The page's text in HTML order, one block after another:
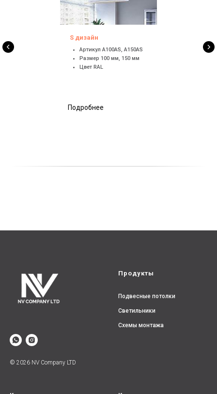
S дизайн
Артикул A100AS, A150AS
Размер 100 мм, 150 мм
Цвет RAL
Подробнее
© 2026 NV Company LTD
Продукты
Подвесные потолки
Светильники
Схемы монтажа